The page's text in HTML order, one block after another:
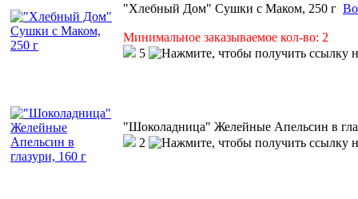
"Хлебный Дом" Сушки с Маком, 250 г
Минимальное заказываемое кол-во: 2
5
"Шоколадница" Желейные Апельсин в
2